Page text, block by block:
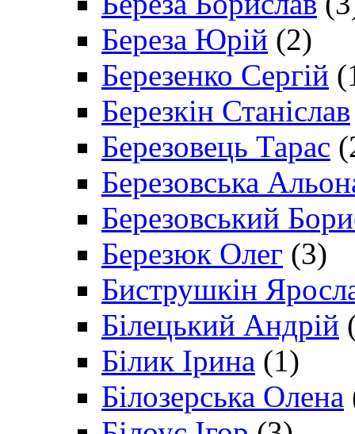
Береза Юрій (2)
Березенко Сергій
Березкін Станіслав
Березовець Тарас
Березовська
Березовський
Березюк Олег (3)
Биструшкін
Білецький Андрій
Білик Ірина (1)
Білозерська Олена